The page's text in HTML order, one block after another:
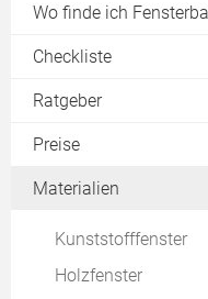
Wo finde ich
Checkliste
Planung
Angebote
Ratgeber
neues Fenster
Fenstertest
Kondenswasser
Preise
Energiesparfenster
Materialien
Kunststofffenster
Holzfenster